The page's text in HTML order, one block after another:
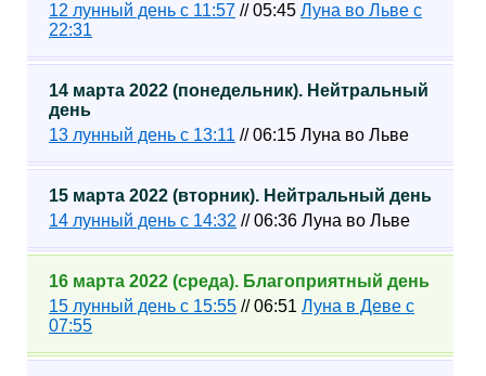
12 лунный день с 11:57 // 05:45 Луна во Льве с
22:31
14 марта 2022 (понедельник). Нейтральный
день
13 лунный день с 13:11 // 06:15 Луна во Льве
15 марта 2022 (вторник). Нейтральный день
14 лунный день с 14:32 // 06:36 Луна во Льве
16 марта 2022 (среда). Благоприятный день
15 лунный день с 15:55 // 06:51 Луна в Деве с
07:55